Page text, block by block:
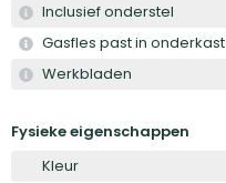
Inclusief onderstel
Gasfles past in onderkast
Werkbladen
Fysieke eigenschappen
Kleur